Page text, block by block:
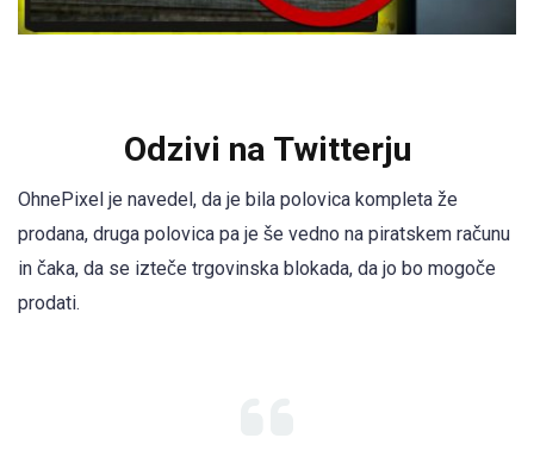
Odzivi na Twitterju
OhnePixel je navedel, da je bila polovica kompleta že
prodana, druga polovica pa je še vedno na piratskem računu
in čaka, da se izteče trgovinska blokada, da jo bo mogoče
prodati.